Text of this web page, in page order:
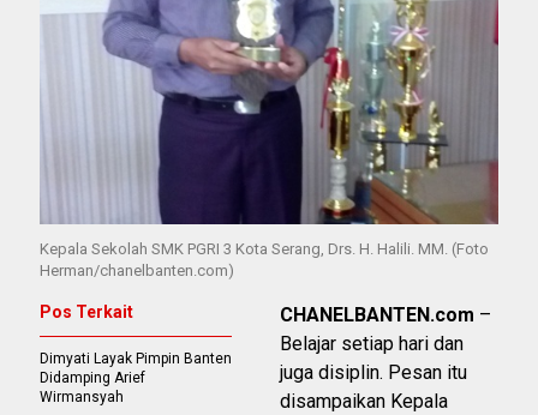
Kepala Sekolah SMK PGRI 3 Kota Serang, Drs. H. Halili. MM. (Foto
Herman/chanelbanten.com)
CHANELBANTEN.com –
Belajar setiap hari dan
juga disiplin. Pesan itu
disampaikan Kepala
Pos Terkait
Dimyati Layak Pimpin Banten
Didamping Arief
Wirmansyah